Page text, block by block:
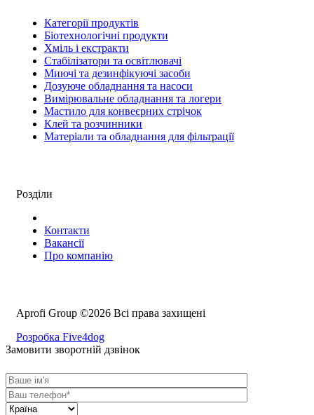
Категорії продуктів
Біотехнологічні продукти
Хміль і екстракти
Стабілізатори та освітлювачі
Миючі та дезинфікуючі засоби
Дозуюче обладнання та насоси
Вимірювальне обладнання та логери
Мастило для конвеєрних стрічок
Клей та розчинники
Матеріали та обладнання для фільтрації
Розділи
Контакти
Вакансії
Про компанію
Aprofi Group ©2026 Всі права захищені
Розробка Five4dog
Замовити зворотній дзвінок